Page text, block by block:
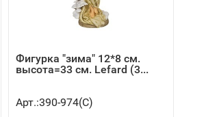
Фигурка "зима" 12*8 см.
высота=33 см. Lefard (3...
Арт.:390-974(C)